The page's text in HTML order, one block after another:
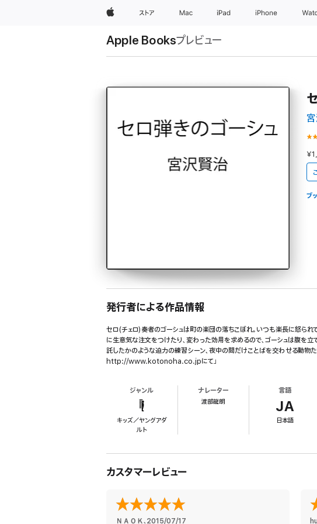
Appleストア Mac iPad iPhone
Apple Booksプレビュー
ブ
発行者による作品情報
セロ(チェロ)奏者のゴーシュは町の楽団の落ちこぼれ。いつも楽長に怒られ
に生意気な注文をつけたり、変わった効用を求めるので、ゴーシュは腹
託したかのような迫力の練習シーン、夜中の間だけことばを交わせる動物
http://www.kotonoha.co.jpにて」
ジャンル
キッズ／ヤングアダ
ルト
ナレーター
渡部龍朗
言語
JA
日本語
カスタマーレビュー
ＮＡＯＫ、 2015/07/17